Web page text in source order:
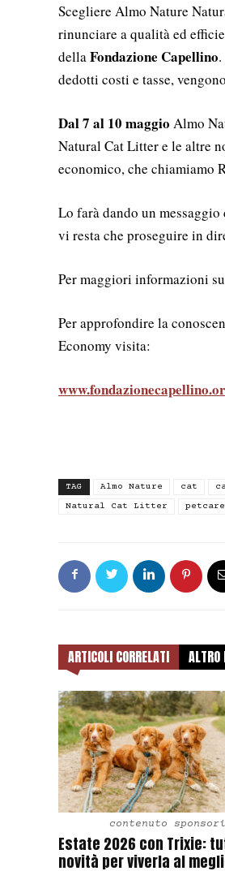
Scegliere Almo Nature
rinunciare a qualità ed
dellaFondazione Capellino
dedotti costi e tasse,
Dal 7 al 10 maggio Almo
Natural Cat Litter e le altre
economico, che chiamiamo
Lo farà dando un
vi resta che proseguire in
Per maggiori informazioni
Per approfondire la
Economy visita:
TAG Almo Nature cat
Natural Cat Litter
petcare
ARTICOLI CORRELATI ALTRO
contenuto
Estate 2026 con Trixie:
novità per viverla al